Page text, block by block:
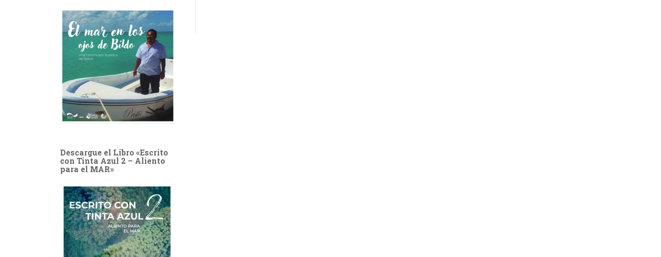
Descargue el Libro «Escrito
con Tinta Azul 2 – Aliento
para el MAR»